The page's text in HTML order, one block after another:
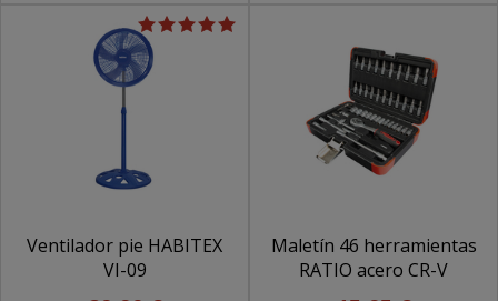
Ventilador pie HABITEX
VI-09
Maletín 46 herramientas
RATIO acero CR-V